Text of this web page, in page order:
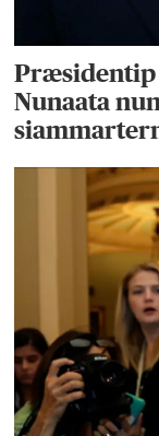
Nunaata